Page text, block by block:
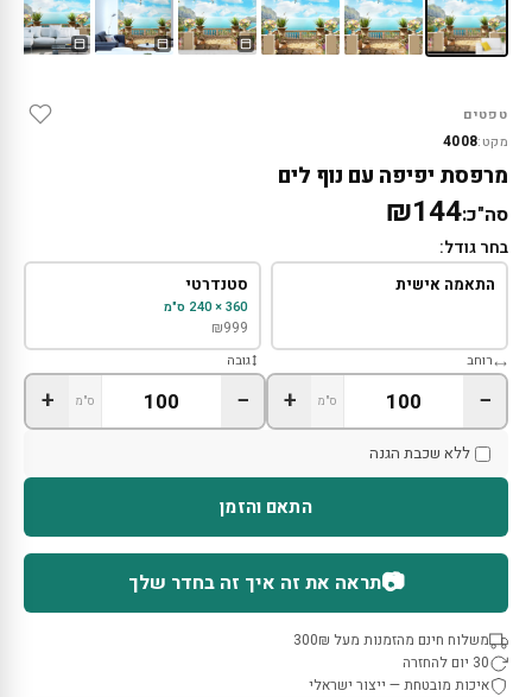
טפטים
מקט:4008
מרפסת יפיפה עם נוף לים
סה"כ:₪144
בחר גודל:
התאמה אישית סטנדרטי
360 × 240 ס"מ
₪999
רוחב
− ס"מ +
גובה
− ס"מ +
ללא שכבת הגנה
התאם והזמן
📷תראה את זה איך זה בחדר שלך
משלוח חינם מהזמנות מעל 300₪
30 יום להחזרה
איכות מובטחת — ייצור ישראלי